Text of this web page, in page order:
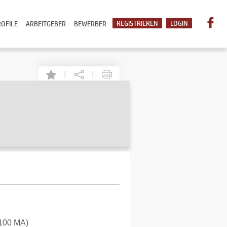
LOGIN
REGISTRIEREN
BEWERBER
ARBEITGEBER
| |
MA)